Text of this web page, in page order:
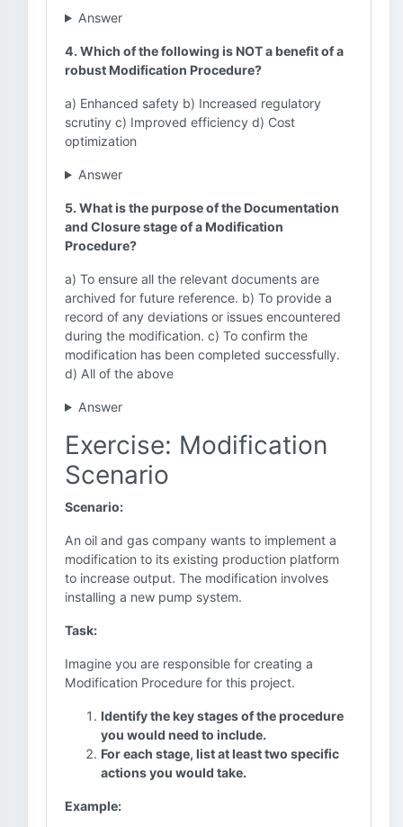
Answer
4. Which of the following is NOT a benefit of a
robust Modification Procedure?
a) Enhanced safety b) Increased regulatory
scrutiny c) Improved efficiency d) Cost
optimization
Answer
5. What is the purpose of the Documentation
and Closure stage of a Modification
Procedure?
a) To ensure all the relevant documents are
archived for future reference. b) To provide a
record of any deviations or issues encountered
during the modification. c) To confirm the
modification has been completed successfully.
d) All of the above
Answer
Exercise: Modification
Scenario
Scenario:
An oil and gas company wants to implement a
modification to its existing production platform
to increase output. The modification involves
installing a new pump system.
Task:
Imagine you are responsible for creating a
Modification Procedure for this project.
Identify the key stages of the procedure
you would need to include.
For each stage, list at least two specific
actions you would take.
Example: